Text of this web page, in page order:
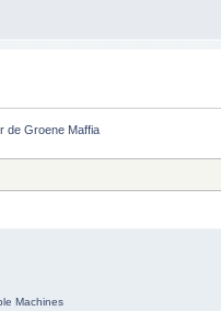
de Groene Maffia
Machines